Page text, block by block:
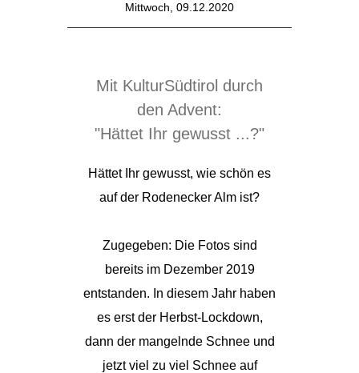
Mittwoch, 09.12.2020
Mit KulturSüdtirol durch
den Advent:
"Hättet Ihr gewusst ...?"
Hättet Ihr gewusst, wie schön es
auf der Rodenecker Alm ist?
Zugegeben: Die Fotos sind
bereits im Dezember 2019
entstanden. In diesem Jahr haben
es erst der Herbst-Lockdown,
dann der mangelnde Schnee und
jetzt viel zu viel Schnee auf